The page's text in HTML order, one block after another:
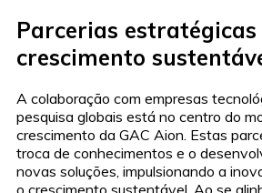
Parcerias estratégicas
crescimento
A colaboração com empresas
pesquisa globais está no centro do
crescimento da GAC Aion. Estas
troca de conhecimentos e o
novas soluções, impulsionando a
o crescimento sustentável. Ao se